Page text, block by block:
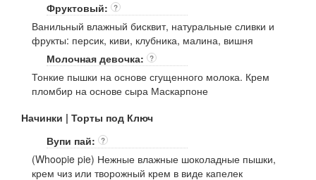
Фруктовый:
?
Ванильный влажный бисквит, натуральные сливки и
фрукты: персик, киви, клубника, малина, вишня
Молочная девочка:
?
Тонкие пышки на основе сгущенного молока. Крем
пломбир на основе сыра Маскарпоне
Начинки | Торты под Ключ
Вупи пай:
?
(Whoopie pie) Нежные влажные шоколадные пышки,
крем чиз или творожный крем в виде капелек